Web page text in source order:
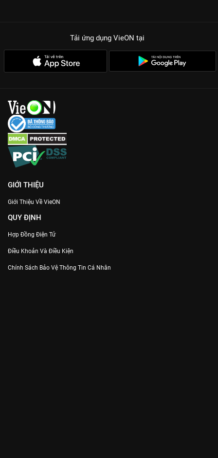
Tải ứng dụng VieON tại
GIỚI THIỆU
Giới Thiệu Về VieON
QUY ĐỊNH
Hợp Đồng Điện Tử
Điều Khoản Và Điều Kiện
Chính Sách Bảo Vệ Thông Tin Cá Nhân